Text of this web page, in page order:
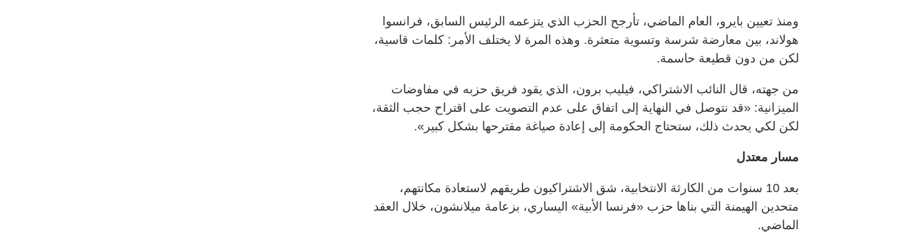
ومنذ تعيين بايرو، العام الماضي، تأرجح الحزب الذي يتزعمه الرئيس السابق، فرانسوا
هولاند، بين معارضة شرسة وتسوية متعثرة. وهذه المرة لا يختلف الأمر: كلمات قاسية،
لكن من دون قطيعة حاسمة.
من جهته، قال النائب الاشتراكي، فيليب برون، الذي يقود فريق حزبه في مفاوضات
الميزانية: «قد نتوصل في النهاية إلى اتفاق على عدم التصويت على اقتراح حجب الثقة،
لكن لكي يحدث ذلك، ستحتاج الحكومة إلى إعادة صياغة مقترحها بشكل كبير».
مسار معتدل
بعد 10 سنوات من الكارثة الانتخابية، شق الاشتراكيون طريقهم لاستعادة مكانتهم،
متحدين الهيمنة التي بناها حزب «فرنسا الأبية» اليساري، بزعامة ميلانشون، خلال العقد
الماضي.